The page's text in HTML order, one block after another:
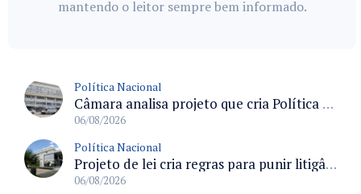
mantendo o leitor sempre bem informado.
Política Nacional
Câmara analisa projeto que cria Política Nacional de Qualificação e Valorização da Preceptoria na Residência Médica
06/08/2026
Política Nacional
Projeto de lei cria regras para punir litigância abusiva reversa e integrar sistemas do Judiciário
06/08/2026